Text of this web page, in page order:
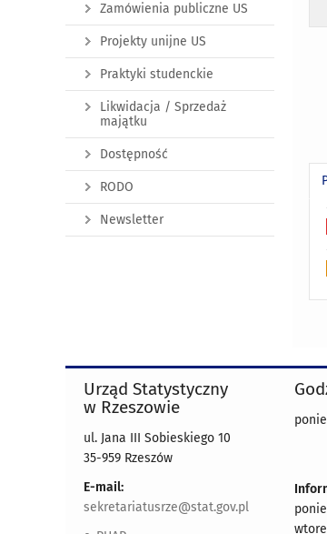
Zamówienia publiczne US
Projekty unijne US
Praktyki studenckie
Likwidacja / Sprzedaż
majątku
Dostępność
RODO
Newsletter
Urząd Statystyczny
w Rzeszowie
ul. Jana III Sobieskiego 10
35-959 Rzeszów
E-mail:
sekretariatusrze@stat.gov.pl